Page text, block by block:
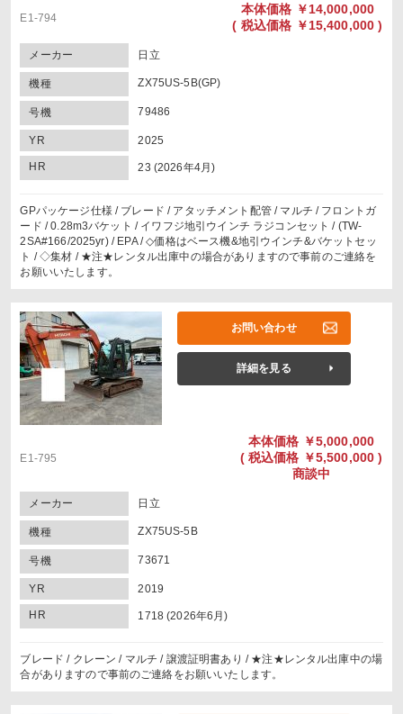
E1-794
本体価格 ￥14,000,000
( 税込価格 ￥15,400,000 )
メーカー 日立
機種 ZX75US-5B(GP)
号機 79486
YR 2025
HR 23 (2026年4月)
GPパッケージ仕様 / ブレード / アタッチメント配管 / マルチ / フロントガ
ード / 0.28m3バケット / イワフジ地引ウインチ ラジコンセット / (TW-
2SA#166/2025yr) / EPA / ◇価格はベース機&地引ウインチ&バケットセッ
ト / ◇集材 / ★注★レンタル出庫中の場合がありますので事前のご連絡を
お願いいたします。
お問い合わせ
詳細を見る
E1-795
本体価格 ￥5,000,000
( 税込価格 ￥5,500,000 )
商談中
メーカー 日立
機種 ZX75US-5B
号機 73671
YR 2019
HR 1718 (2026年6月)
ブレード / クレーン / マルチ / 譲渡証明書あり / ★注★レンタル出庫中の場
合がありますので事前のご連絡をお願いいたします。